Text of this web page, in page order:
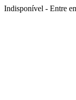
Indisponível - Entre